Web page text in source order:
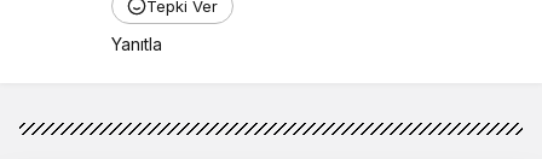
Tepki Ver
Yanıtla